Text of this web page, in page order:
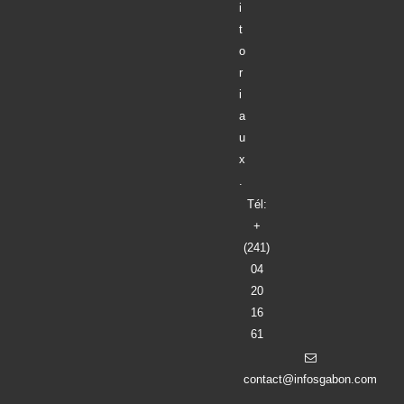
i
t
o
r
i
a
u
x
Tél:
+
(241)
04
20
16
61
contact@infosgabon.com